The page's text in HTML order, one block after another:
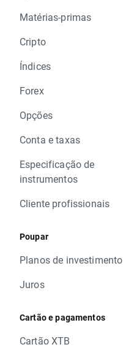
Matérias-primas
Cripto
Índices
Forex
Opções
Conta e taxas
Especificação de
instrumentos
Cliente profissionais
Poupar
Planos de investimento
Juros
Cartão e pagamentos
Cartão XTB